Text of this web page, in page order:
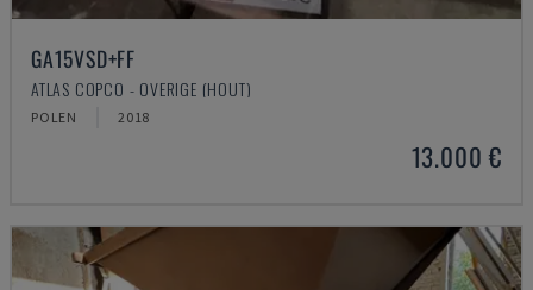
GA15VSD+FF
ATLAS COPCO - OVERIGE (HOUT)
POLEN 2018
13.000 €